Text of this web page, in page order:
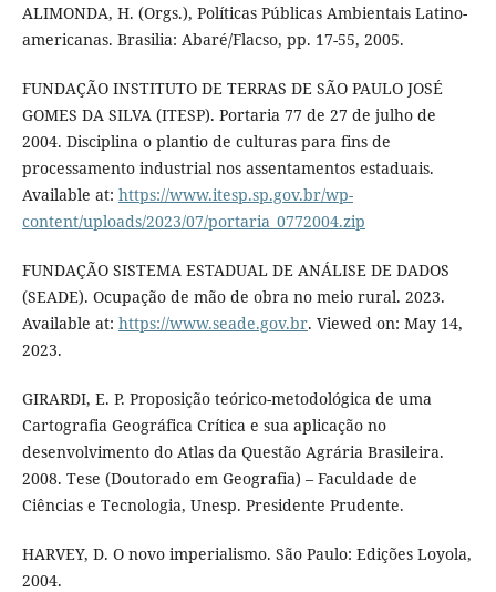
ALIMONDA, H. (Orgs.), Políticas Públicas Ambientais Latino-
americanas. Brasilia: Abaré/Flacso, pp. 17-55, 2005.
FUNDAÇÃO INSTITUTO DE TERRAS DE SÃO PAULO JOSÉ
GOMES DA SILVA (ITESP). Portaria 77 de 27 de julho de
2004. Disciplina o plantio de culturas para fins de
processamento industrial nos assentamentos estaduais.
Available at: https://www.itesp.sp.gov.br/wp-
content/uploads/2023/07/portaria_0772004.zip
FUNDAÇÃO SISTEMA ESTADUAL DE ANÁLISE DE DADOS
(SEADE). Ocupação de mão de obra no meio rural. 2023.
Available at: https://www.seade.gov.br. Viewed on: May 14,
2023.
GIRARDI, E. P. Proposição teórico-metodológica de uma
Cartografia Geográfica Crítica e sua aplicação no
desenvolvimento do Atlas da Questão Agrária Brasileira.
2008. Tese (Doutorado em Geografia) – Faculdade de
Ciências e Tecnologia, Unesp. Presidente Prudente.
HARVEY, D. O novo imperialismo. São Paulo: Edições Loyola,
2004.